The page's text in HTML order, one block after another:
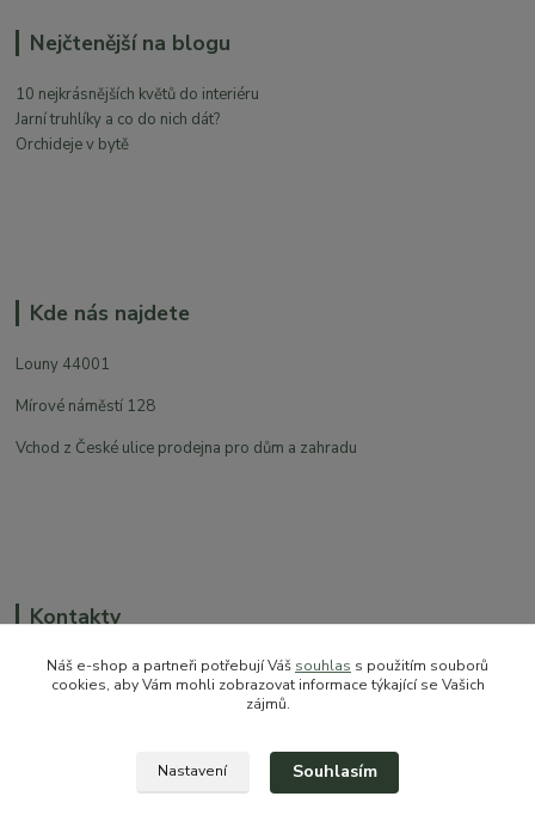
Nejčtenější na blogu
10 nejkrásnějších květů do interiéru
Jarní truhlíky a co do nich dát?
Orchideje v bytě
Kde nás najdete
Louny 44001
Mírové náměstí 128
Vchod z České ulice prodejna pro dům a zahradu
Kontakty
sales@prokytky.cz
Náš e-shop a partneři potřebují Váš souhlas s použitím souborů
cookies, aby Vám mohli zobrazovat informace týkající se Vašich
zájmů.
Nastavení Souhlasím